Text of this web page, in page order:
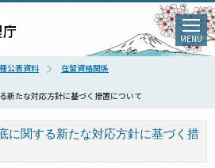
MENU
公表資料
在留資格関係
新たな対応方針に基づく措置について
に関する新たな対応方針に基づく措